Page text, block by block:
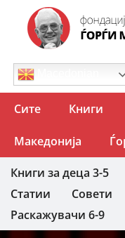
Сите Книги
Македонија
Книги за деца 3-5
Статии
Совети
Раскажувачи 6-9